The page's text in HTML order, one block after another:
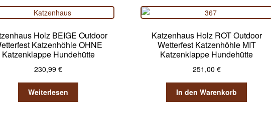
Holz BEIGE Outdoor
Katzenhöhle OHNE
Katzenklappe Hundehütte
230,99€
Weiterlesen
Katzenhaus Holz ROT Outdoor
Wetterfest Katzenhöhle MIT
Katzenklappe Hundehütte
251,00 €
In den Warenkorb